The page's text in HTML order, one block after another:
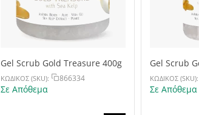
Gel Scrub Gold Treasure 400g
ΚΩΔΙΚΟΣ (SKU): 866334
Σε Απόθεμα
Gel Scrub
ΚΩΔΙΚΟΣ (SKU):
Σε Απόθεμα